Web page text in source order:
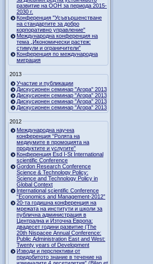
развитие на ООН за периода 2015-
2030 г.
Конференция "Усъвършенстване
на стандартите за добро
корпоративно управление"
Международна конференция на
тема „Икономически растеж:
стимули и ограничители”
Конференция по международна
миграция
2013
Участие и публикации
Дискусионен семинар "Агора" 2013
Дискусионен семинар "Агора" 2013
Дискусионен семинар "Агора" 2013
Дискусионен семинар "Агора" 2013
2012
Международна научна
конференция “Ролята на
медиумите в промоцията на
продуктите и услугите"
Конференция Esd I-St International
scientific Conference
Gordon Research Сonference
Science & Technology Policy:
Science and Technology Policy in
Global Context
International scientific Conference
“Economics and Management-2012”
20-та годишна конференция на
мрежата на институти и школи за
публична администрация в
Централна и Източна Европа:
двадесет години развитие (The
20th Nispacee Annual Conference:
Public Administration East and West:
Twenty years of Development
Изводи и перспективи от
придобитото знание в течение на